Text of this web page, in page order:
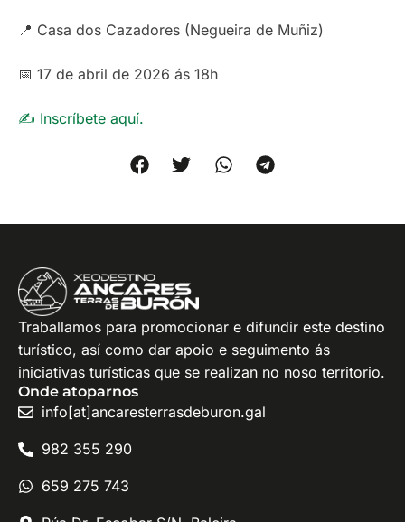
📍 Casa dos Cazadores (Negueira de Muñiz)
📅 17 de abril de 2026 ás 18h
✍️ Inscríbete aquí.
Traballamos para promocionar e difundir este destino
turístico, así como dar apoio e seguimento ás
iniciativas turísticas que se realizan no noso territorio.
Onde atoparnos
info[at]ancaresterrasdeburon.gal
982 355 290
659 275 743